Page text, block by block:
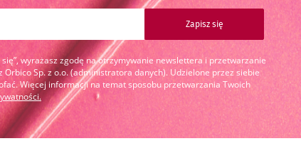
Zapisz się
wyrażasz zgodę na otrzymywanie newslettera i przetwarzanie
Sp. z o.o. (administratora danych). Udzielone przez siebie
Więcej informacji na temat sposobu przetwarzania Twoich
.